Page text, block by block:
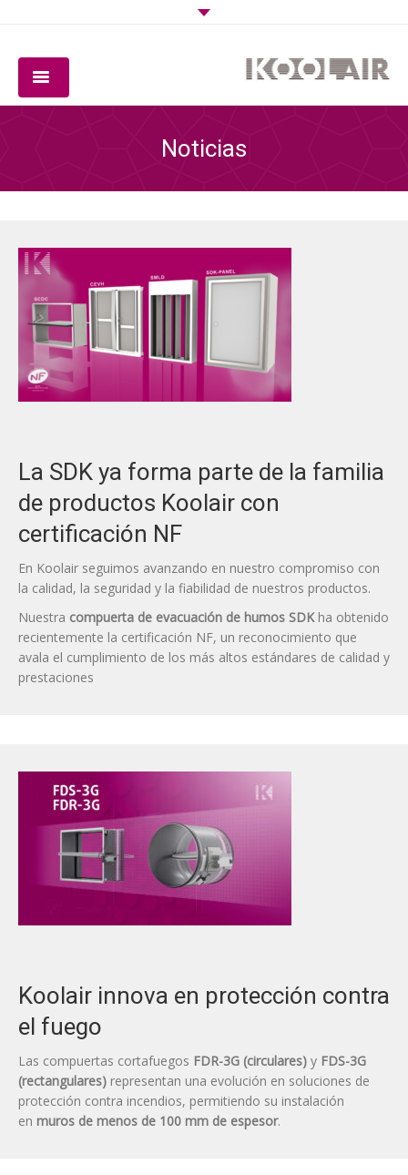
CALIDAD
DESCARGAS
CONTACTO
Noticias
La SDK ya forma parte de la familia
de productos Koolair con
certificación NF
En Koolair seguimos avanzando en nuestro compromiso con
la calidad, la seguridad y la fiabilidad de nuestros productos.
Nuestra compuerta de evacuación de humos SDKha obtenido
recientemente la certificación NF, un reconocimiento que
avala el cumplimiento de los más altos estándares de calidad y
prestaciones
Koolair innova en protección contra
el fuego
Las compuertas cortafuegos FDR-3G (circulares) y FDS-3G
(rectangulares) representan una evolución en soluciones de
protección contra incendios, permitiendo su instalación
en muros de menos de 100 mm de espesor.